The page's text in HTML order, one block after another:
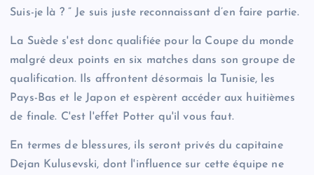
Suis-je là ? ” Je suis juste reconnaissant d’en faire partie.
La Suède s'est donc qualifiée pour la Coupe du monde
malgré deux points en six matches dans son groupe de
qualification. Ils affrontent désormais la Tunisie, les
Pays-Bas et le Japon et espèrent accéder aux huitièmes
de finale. C'est l'effet Potter qu'il vous faut.
En termes de blessures, ils seront privés du capitaine
Dejan Kulusevski, dont l'influence sur cette équipe ne